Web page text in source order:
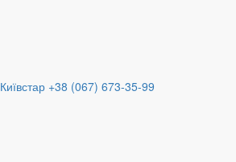
Київстар +38 (067) 673-35-99